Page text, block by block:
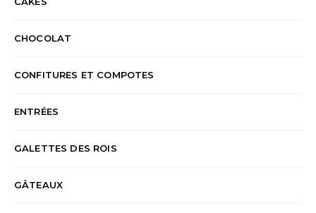
CHOCOLAT
CONFITURES ET COMPOTES
ENTRÉES
GALETTES DES ROIS
GÂTEAUX